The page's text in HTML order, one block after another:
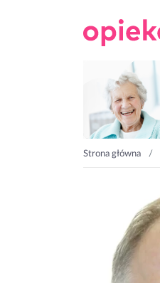
Strona główna